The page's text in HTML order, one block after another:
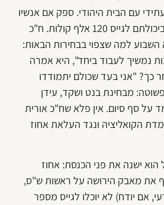
עם הבית היהודי. ספק אם אנשיו
יוכלו לשכנע ברצינות ביכולתם לגייס 120 אלף קולות. ח"כ
למה שצפוי בבחירות הבאות:
נמשיך לעבוד ביחד", היא אמרה
כך? "אני בעד שכולם יתמודדו
מבחינת בנט ושקד, עידן
על סף סיום. אין פלא שח"כ אורית
הקואליציה ונגד העלאת אחוז
הוא ישנה את פני הכנסת: אחוז
את מאבק הירושה על ראשות ש"ס,
אם יודח) לא יוכלו לגייס מספר